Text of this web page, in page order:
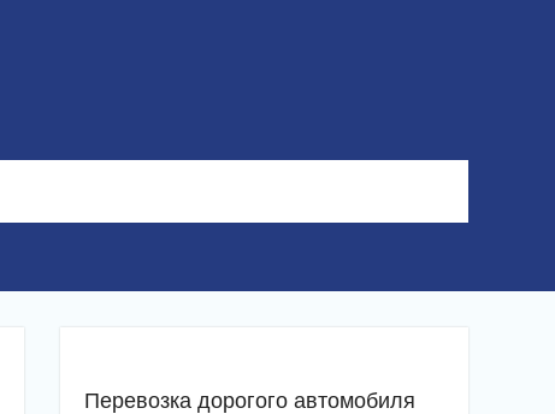
Перевозка дорогого автомобиля